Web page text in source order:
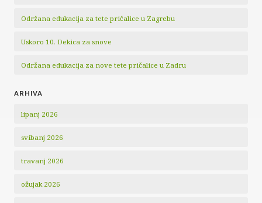
Održana edukacija za tete pričalice u Zagrebu
Uskoro 10. Dekica za snove
Održana edukacija za nove tete pričalice u Zadru
ARHIVA
lipanj 2026
svibanj 2026
travanj 2026
ožujak 2026